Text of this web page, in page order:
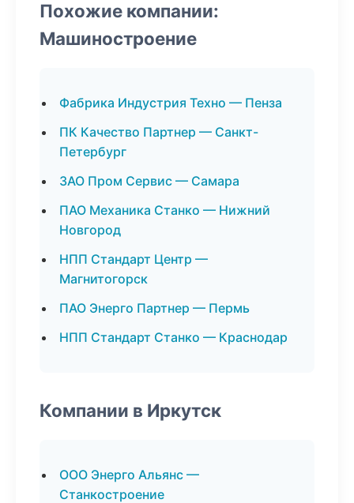
Похожие компании:
Машиностроение
Фабрика Индустрия Техно — Пенза
ПК Качество Партнер — Санкт-
Петербург
ЗАО Пром Сервис — Самара
ПАО Механика Станко — Нижний
Новгород
НПП Стандарт Центр —
Магнитогорск
ПАО Энерго Партнер — Пермь
НПП Стандарт Станко — Краснодар
Компании в Иркутск
ООО Энерго Альянс —
Станкостроение